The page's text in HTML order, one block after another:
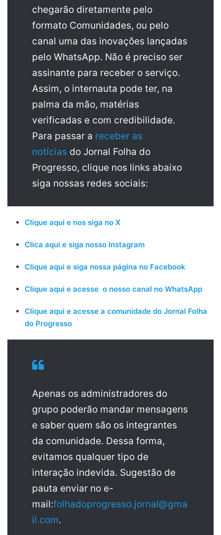
chegarão diretamente pelo
formato Comunidades, ou pelo
canal uma das inovações lançadas
pelo WhatsApp. Não é preciso ser
assinante para receber o serviço.
Assim, o internauta pode ter, na
palma da mão, matérias
verificadas e com credibilidade.
Para passar a receber as
notícias do Jornal Folha do
Progresso, clique nos links abaixo
siga nossas redes sociais:
Clique aqui e nos siga no X
Clica aqui e siga nosso Instagram
Clique aqui e siga nossa página no Facebook
Clique aqui e acesse o nosso canal no WhatsApp
Clique aqui e acesse a comunidade do Jornal Folha
do Progresso
Apenas os administradores do
grupo poderão mandar mensagens
e saber quem são os integrantes
da comunidade. Dessa forma,
evitamos qualquer tipo de
interação indevida. Sugestão de
pauta enviar no e-
mail:folhadoprogresso.jornal@gma
il.com.